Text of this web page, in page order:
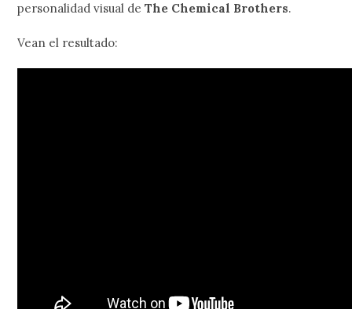
personalidad visual deThe Chemical Brothers.
Vean el resultado: